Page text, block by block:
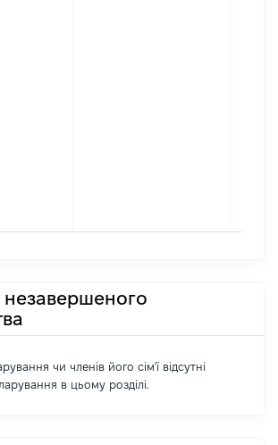
незавершеного
чи членів його сім'ї відсутні
в цьому розділі.